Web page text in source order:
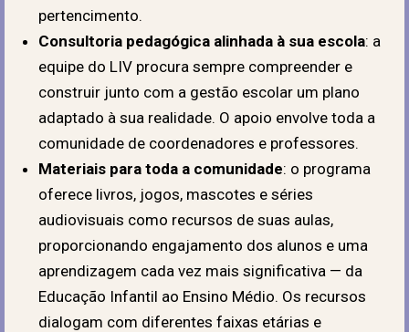
pertencimento.
Consultoria pedagógica alinhada à sua escola: a
equipe do LIV procura sempre compreender e
construir junto com a gestão escolar um plano
adaptado à sua realidade. O apoio envolve toda a
comunidade de coordenadores e professores.
Materiais para toda a comunidade: o programa
oferece livros, jogos, mascotes e séries
audiovisuais como recursos de suas aulas,
proporcionando engajamento dos alunos e uma
aprendizagem cada vez mais significativa — da
Educação Infantil ao Ensino Médio. Os recursos
dialogam com diferentes faixas etárias e